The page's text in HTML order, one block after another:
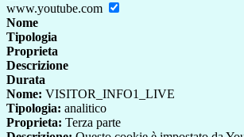
www.youtube.com
Nome
Tipologia
Proprieta
Descrizione
Durata
Nome: VISITOR_INFO1_LIVE
Tipologia: analitico
Proprieta: Terza parte